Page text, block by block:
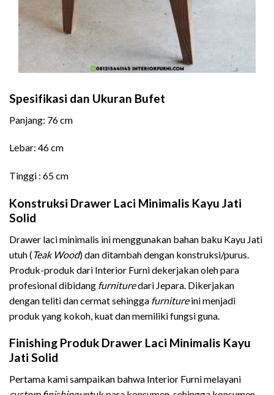
Spesifikasi dan Ukuran Bufet
Panjang: 76 cm
Lebar: 46 cm
Tinggi : 65 cm
Konstruksi Drawer Laci Minimalis Kayu Jati
Solid
Drawer laci minimalis ini menggunakan bahan baku Kayu Jati
utuh (Teak Wood) dan ditambah dengan konstruksi/purus.
Produk-produk dari Interior Furni dekerjakan oleh para
profesional dibidang furnituredari Jepara. Dikerjakan
dengan teliti dan cermat sehingga furnitureini menjadi
produk yang kokoh, kuat dan memiliki fungsi guna.
Finishing Produk Drawer Laci Minimalis Kayu
Jati Solid
Pertama kami sampaikan bahwa Interior Furni melayani